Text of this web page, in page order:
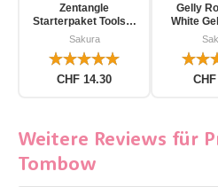
Zentangle
Starterpaket Toolset
für Einsteiger 12-
Sakura
CHF 14.30
Gelly
White
Weitere Reviews für
Tombow